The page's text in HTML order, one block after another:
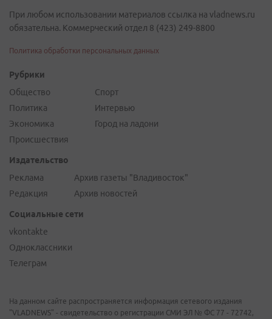
При любом использовании материалов ссылка на vladnews.ru
обязательна. Коммерческий отдел 8 (423) 249-8800
Политика обработки персональных данных
Рубрики
Общество
Политика
Экономика
Происшествия
Спорт
Интервью
Город на ладони
Издательство
Реклама
Редакция
Архив газеты "Владивосток"
Архив новостей
Социальные сети
vkontakte
Одноклассники
Телеграм
На данном сайте распространяется информация сетевого издания
"VLADNEWS" - свидетельство о регистрации СМИ ЭЛ № ФС 77 - 72742,